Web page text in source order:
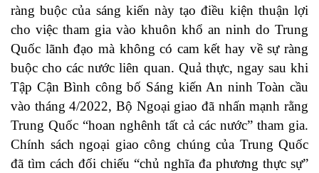
ràng buộc của sáng kiến này tạo điều kiện thuận lợi
cho việc tham gia vào khuôn khổ an ninh do Trung
Quốc lãnh đạo mà không có cam kết hay về sự ràng
buộc cho các nước liên quan. Quả thực, ngay sau khi
Tập Cận Bình công bố Sáng kiến An ninh Toàn cầu
vào tháng 4/2022, Bộ Ngoại giao đã nhấn mạnh rằng
Trung Quốc “hoan nghênh tất cả các nước” tham gia.
Chính sách ngoại giao công chúng của Trung Quốc
đã tìm cách đối chiếu “chủ nghĩa đa phương thực sự”